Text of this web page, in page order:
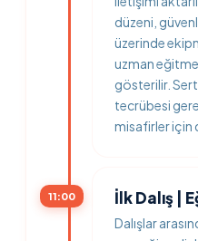
düzeni,
üzerinde
uzman
gösterilir.
tecrübesi
misafirler için
11:00 İlk Dalış |
Dalışlar